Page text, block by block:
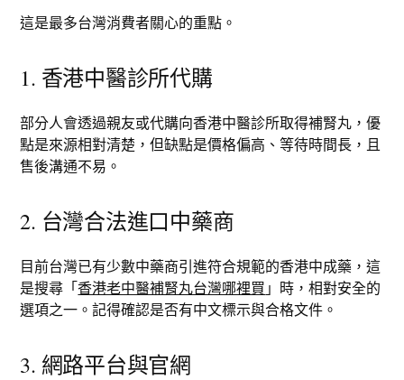
這是最多台灣消費者關心的重點。
1. 香港中醫診所代購
部分人會透過親友或代購向香港中醫診所取得補腎丸，優
點是來源相對清楚，但缺點是價格偏高、等待時間長，且
售後溝通不易。
2. 台灣合法進口中藥商
目前台灣已有少數中藥商引進符合規範的香港中成藥，這
是搜尋「香港老中醫補腎丸台灣哪裡買 」時，相對安全的
選項之一。記得確認是否有中文標示與合格文件。
3. 網路平台與官網